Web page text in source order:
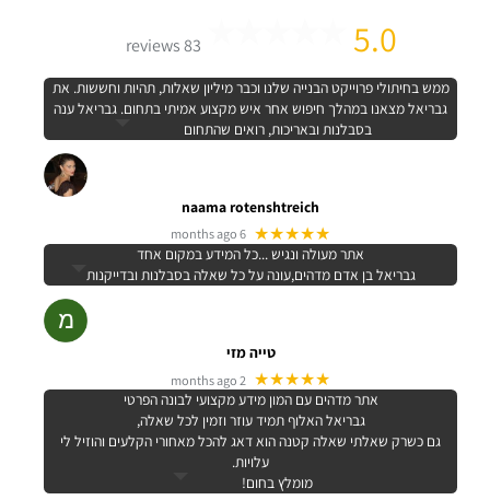
5.0
83 reviews
ממש בחיתולי פרוייקט הבנייה שלנו וכבר מיליון שאלות, תהיות וחששות. את
גבריאל מצאנו במהלך חיפוש אחר איש מקצוע אמיתי בתחום. גבריאל ענה
בסבלנות ובאריכות, רואים שהתחום
naama rotenshtreich
★★★★★
6 months ago
אתר מעולה ונגיש ...כל המידע במקום אחד
גבריאל בן אדם מדהים,עונה על כל שאלה בסבלנות ובדייקנות
טייה מזי
★★★★★
2 months ago
אתר מדהים עם המון מידע מקצועי לבונה הפרטי
גבריאל האלוף תמיד עוזר וזמין לכל שאלה,
גם כשרק שאלתי שאלה קטנה הוא דאג להכל מאחורי הקלעים והוזיל לי
עלויות.
מומלץ בחום!